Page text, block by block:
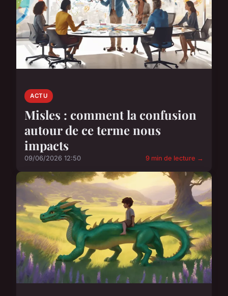
ACTU
Misles : comment la confusion
autour de ce terme nous
impacts
09/06/2026 12:50 9 min de lecture →